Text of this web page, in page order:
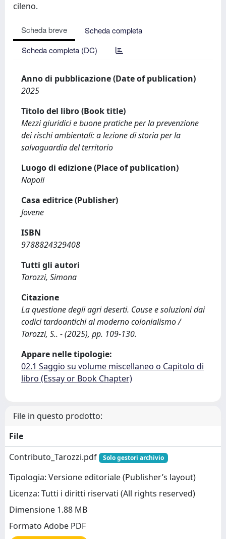
cileno.
Scheda breve
Scheda completa
Scheda completa (DC)
Anno di pubblicazione (Date of publication)
2025
Titolo del libro (Book title)
Mezzi giuridici e buone pratiche per la prevenzione
dei rischi ambientali: a lezione di storia per la
salvaguardia del territorio
Luogo di edizione (Place of publication)
Napoli
Casa editrice (Publisher)
Jovene
ISBN
9788824329408
Tutti gli autori
Tarozzi, Simona
Citazione
La questione degli agri deserti. Cause e soluzioni dai
codici tardoantichi al moderno colonialismo /
Tarozzi, S.. - (2025), pp. 109-130.
Appare nelle tipologie:
02.1 Saggio su volume miscellaneo o Capitolo di
libro (Essay or Book Chapter)
File in questo prodotto:
File
Contributo_Tarozzi.pdf
Solo gestori archivio
Tipologia: Versione editoriale (Publisher’s layout)
Licenza: Tutti i diritti riservati (All rights reserved)
Dimensione 1.88 MB
Formato Adobe PDF